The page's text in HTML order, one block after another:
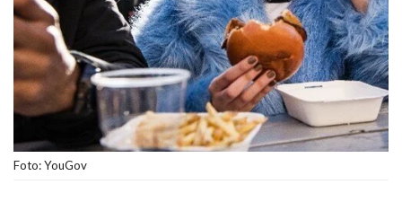
Foto: YouGov